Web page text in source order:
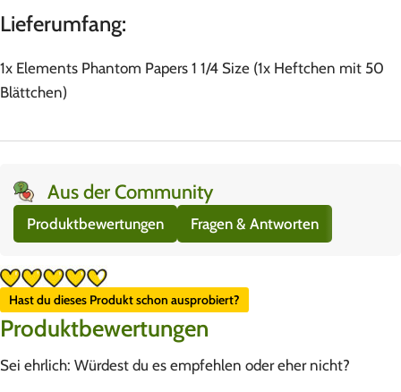
Lieferumfang:
1x Elements Phantom Papers 1 1/4 Size (1x Heftchen mit 50
Blättchen)
Aus der Community
Produktbewertungen Fragen & Antworten
Hast du dieses Produkt schon ausprobiert?
Produktbewertungen
Sei ehrlich: Würdest du es empfehlen oder eher nicht?